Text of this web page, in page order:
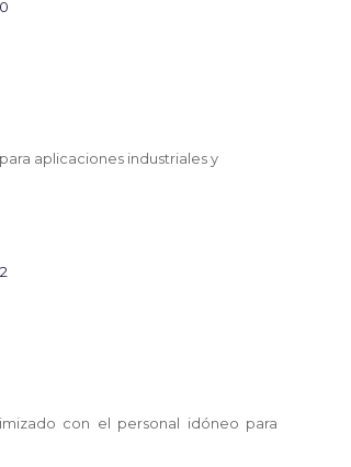
aplicaciones industriales y
con el personal idóneo para